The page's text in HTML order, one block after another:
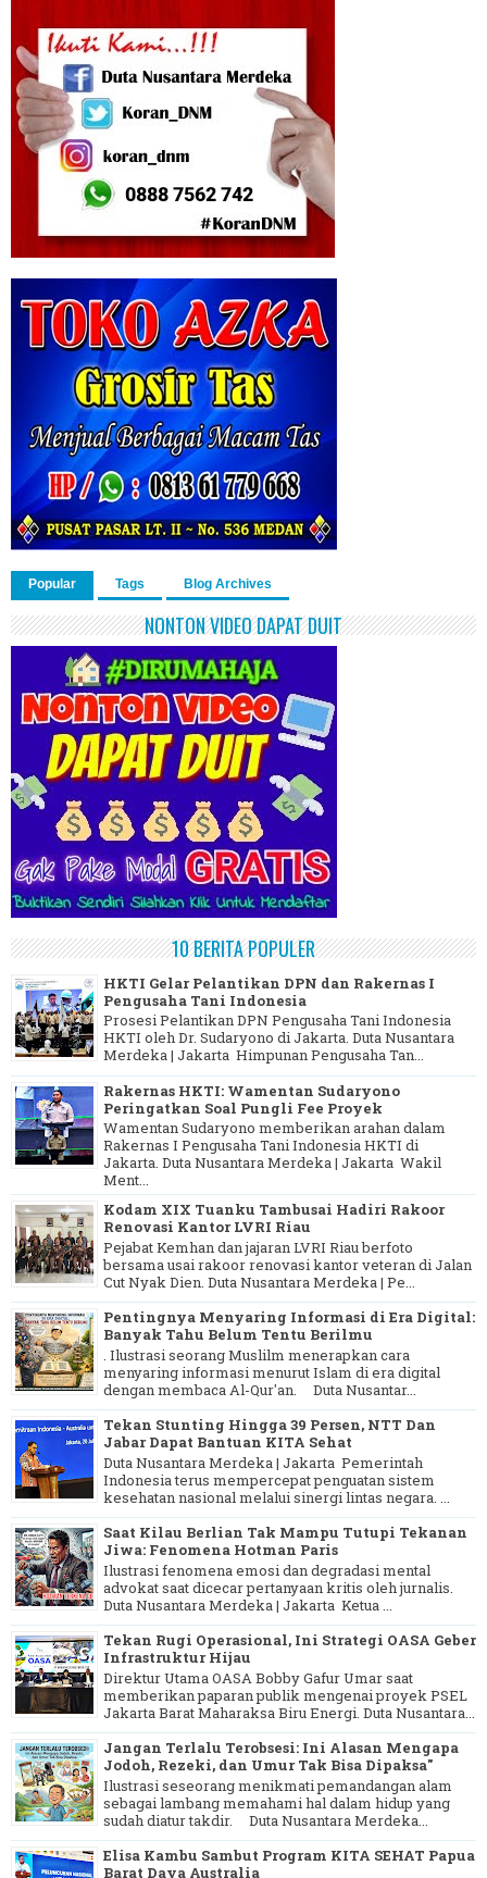
Popular Tags Blog Archives
NONTON VIDEO DAPAT DUIT
10 BERITA POPULER
HKTI Gelar Pelantikan DPN dan Rakernas I
Pengusaha Tani Indonesia
Prosesi Pelantikan DPN Pengusaha Tani Indonesia
HKTI oleh Dr. Sudaryono di Jakarta. Duta Nusantara
Merdeka | Jakarta Himpunan Pengusaha Tan...
Rakernas HKTI: Wamentan Sudaryono
Peringatkan Soal Pungli Fee Proyek
Wamentan Sudaryono memberikan arahan dalam
Rakernas I Pengusaha Tani Indonesia HKTI di
Jakarta. Duta Nusantara Merdeka | Jakarta Wakil
Ment...
Kodam XIX Tuanku Tambusai Hadiri Rakoor
Renovasi Kantor LVRI Riau
Pejabat Kemhan dan jajaran LVRI Riau berfoto
bersama usai rakoor renovasi kantor veteran di Jalan
Cut Nyak Dien. Duta Nusantara Merdeka | Pe...
Pentingnya Menyaring Informasi di Era Digital:
Banyak Tahu Belum Tentu Berilmu
. Ilustrasi seorang Muslilm menerapkan cara
menyaring informasi menurut Islam di era digital
dengan membaca Al-Qur'an. Duta Nusantar...
Tekan Stunting Hingga 39 Persen, NTT Dan
Jabar Dapat Bantuan KITA Sehat
Duta Nusantara Merdeka | Jakarta Pemerintah
Indonesia terus mempercepat penguatan sistem
kesehatan nasional melalui sinergi lintas negara. ...
Saat Kilau Berlian Tak Mampu Tutupi Tekanan
Jiwa: Fenomena Hotman Paris
Ilustrasi fenomena emosi dan degradasi mental
advokat saat dicecar pertanyaan kritis oleh jurnalis.
Duta Nusantara Merdeka | Jakarta Ketua ...
Tekan Rugi Operasional, Ini Strategi OASA Geber
Infrastruktur Hijau
Direktur Utama OASA Bobby Gafur Umar saat
memberikan paparan publik mengenai proyek PSEL
Jakarta Barat Maharaksa Biru Energi. Duta Nusantara...
Jangan Terlalu Terobsesi: Ini Alasan Mengapa
Jodoh, Rezeki, dan Umur Tak Bisa Dipaksa"
Ilustrasi seseorang menikmati pemandangan alam
sebagai lambang memahami hal dalam hidup yang
sudah diatur takdir. Duta Nusantara Merdeka...
Elisa Kambu Sambut Program KITA SEHAT Papua
Barat Daya Australia